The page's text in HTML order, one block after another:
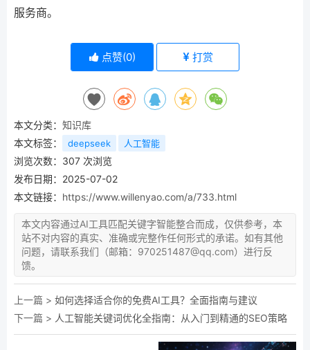
服务商。
点赞(0) 打赏
本文分类： 知识库
本文标签：
deepseek 人工智能
浏览次数： 307 次浏览
发布日期：2025-07-02
本文链接： https://www.willenyao.com/a/733.html
本文内容通过AI工具匹配关键字智能整合而成，仅供参考，本
站不对内容的真实、准确或完整作任何形式的承诺。如有其他
问题，请联系我们（邮箱：970251487@qq.com）进行反
馈。
上一篇 > 如何选择适合你的免费AI工具？全面指南与建议
下一篇 > 人工智能关键词优化全指南：从入门到精通的SEO策略